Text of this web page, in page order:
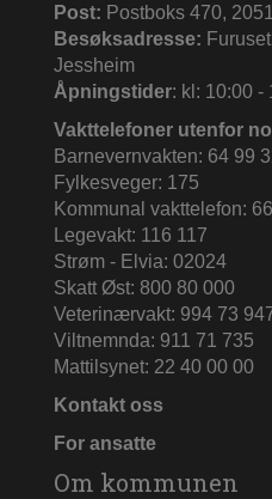
Post: Postboks 470,
Besøksadresse:
Jessheim
Åpningstider: kl: 10:00 -
Vakttelefoner utenfor
Barnevernvakten: 64 99
Fylkesveger: 175
Kommunal vakttelefon:
Legevakt: 116 117
Strøm - Elvia: 02024
Skatt Øst: 800 80 000
Veterinærvakt: 994 73
Viltnemnda: 911 71 735
Mattilsynet: 22 40 00 00
Kontakt oss
For ansatte
Om kommunen